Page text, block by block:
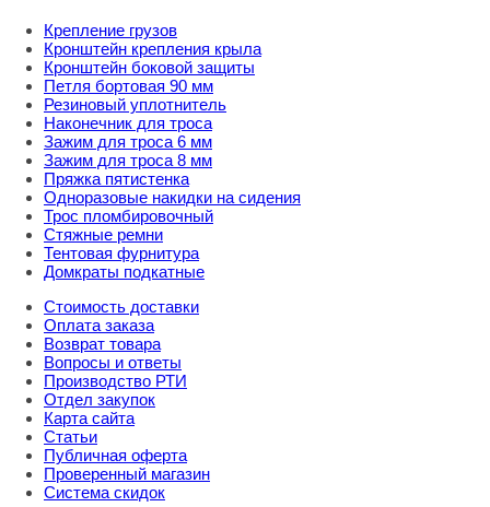
Крепление грузов
Кронштейн крепления крыла
Кронштейн боковой защиты
Петля бортовая 90 мм
Резиновый уплотнитель
Наконечник для троса
Зажим для троса 6 мм
Зажим для троса 8 мм
Пряжка пятистенка
Одноразовые накидки на сидения
Трос пломбировочный
Стяжные ремни
Тентовая фурнитура
Домкраты подкатные
Стоимость доставки
Оплата заказа
Возврат товара
Вопросы и ответы
Производство РТИ
Отдел закупок
Карта сайта
Статьи
Публичная оферта
Проверенный магазин
Система скидок